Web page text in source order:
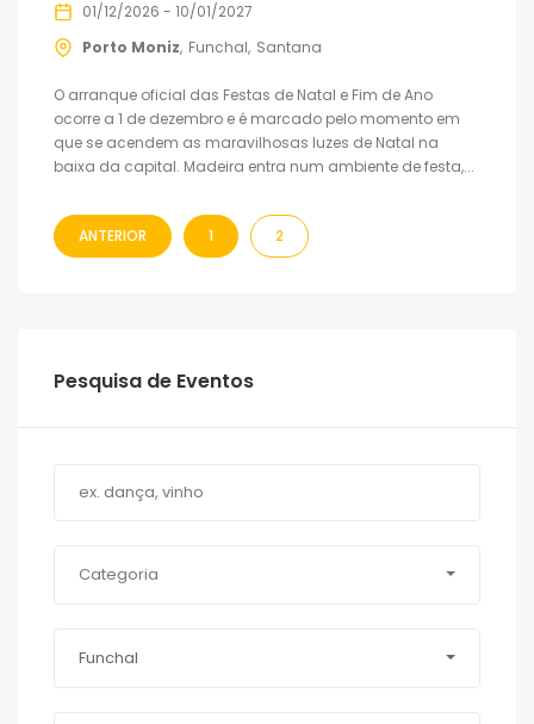
01/12/2026 - 10/01/2027
Porto Moniz Funchal Santana
O arranque oficial das Festas de Natal e Fim de Ano
ocorre a 1 de dezembro e é marcado pelo momento em
que se acendem as maravilhosas luzes de Natal na
baixa da capital. Madeira entra num ambiente de festa,...
ANTERIOR 1 2
Pesquisa de Eventos
Categoria
Funchal